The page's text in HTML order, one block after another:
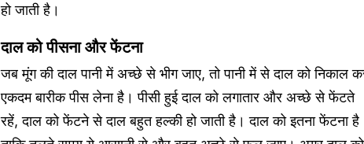
हो जाती है।
दाल को पीसना और फेंटना
जब मूंग की दाल पानी में अच्छे से भीग जाए, तो पानी में से दाल को निकाल
एकदम बारीक पीस लेना है। पीसी हुई दाल को लगातार और अच्छे से फेंटते
रहें, दाल को फेंटने से दाल बहुत हल्की हो जाती है। दाल को इतना फेंटना है